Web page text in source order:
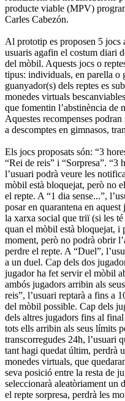
producte viable (MPV)
Carles Cabezón.
Al prototip es proposen 5 jocs
usuaris agafin el costum diari
del mòbil. Aquests jocs o
tipus: individuals, en parella o
guanyador(s) dels reptes es
monedes virtuals
que fomentin l’abstinència de
Aquestes recompenses
a descomptes en gimnasos,
Els jocs proposats són: “3
“Rei de reis” i “Sorpresa”. “3
l’usuari podrà veure les
mòbil està bloquejat, però no
el repte. A “1 dia sense...”,
posar en quarantena en
la xarxa social que triï (si les
quan el mòbil està bloquejat,
moment, però no podrà obrir
perdre el repte. A “Duel”,
a un duel. Cap dels dos
jugador ha fet servir el mòbil
ambós jugadors arribin als
reis”, l’usuari reptarà a fins a
del mòbil possible. Cap dels
dels altres jugadors fins al
tots ells arribin als seus límits
transcorregudes 24h, l’usuari
tant hagi quedat últim, perdrà
monedes virtuals, que
seva posició entre la resta de
seleccionarà aleatòriament un
el repte sorpresa, perdrà les